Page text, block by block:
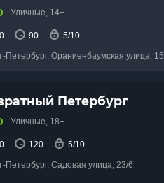
Уличные, 14+
90 5/10
Петербург, Ораниенбаумская улица, 15
Петербург
Уличные, 18+
120 5/10
Петербург, Садовая улица, 23/6